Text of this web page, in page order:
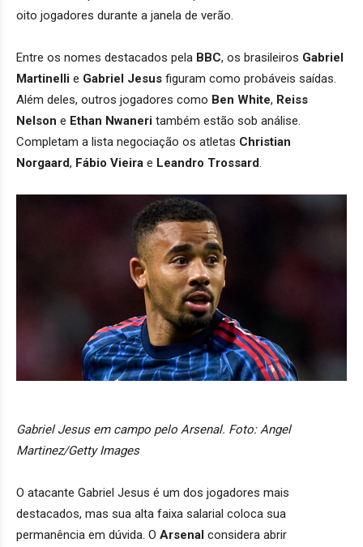
oito jogadores durante a janela de verão.
Entre os nomes destacados pela BBC, os brasileiros Gabriel
Martinelli e Gabriel Jesus figuram como probáveis saídas.
Além deles, outros jogadores como Ben White, Reiss
Nelson e Ethan Nwaneri também estão sob análise.
Completam a lista negociação os atletas Christian
Norgaard, Fábio Vieira e Leandro Trossard.
Gabriel Jesus em campo pelo Arsenal. Foto: Angel
Martinez/Getty Images
O atacante Gabriel Jesus é um dos jogadores mais
destacados, mas sua alta faixa salarial coloca sua
permanência em dúvida. O Arsenal considera abrir